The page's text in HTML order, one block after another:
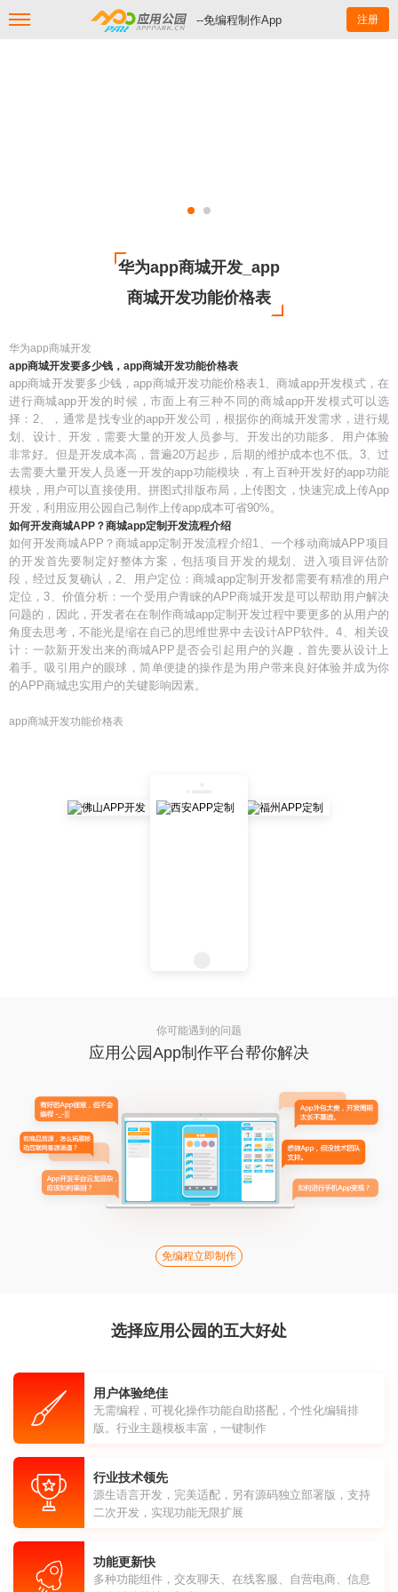
--免编程制作App 注册
华为app商城开发_app
商城开发功能价格表
华为app商城开发
app商城开发要多少钱，app商城开发功能价格表
app商城开发要多少钱，app商城开发功能价格表1、商城app开发模式，在
进行商城app开发的时候，市面上有三种不同的商城app开发模式可以选
择：2、，通常是找专业的app开发公司，根据你的商城开发需求，进行规
划、设计、开发，需要大量的开发人员参与。开发出的功能多、用户体验
非常好。但是开发成本高，普遍20万起步，后期的维护成本也不低。3、过
去需要大量开发人员逐一开发的app功能模块，有上百种开发好的app功能
模块，用户可以直接使用。拼图式排版布局，上传图文，快速完成上传App
开发，利用应用公园自己制作上传app成本可省90%。
如何开发商城APP？商城app定制开发流程介绍
如何开发商城APP？商城app定制开发流程介绍1、一个移动商城APP项目
的开发首先要制定好整体方案，包括项目开发的规划、进入项目评估阶
段，经过反复确认，2、用户定位：商城app定制开发都需要有精准的用户
定位，3、价值分析：一个受用户青睐的APP商城开发是可以帮助用户解决
问题的，因此，开发者在在制作商城app定制开发过程中要更多的从用户的
角度去思考，不能光是缩在自己的思维世界中去设计APP软件。4、相关设
计：一款新开发出来的商城APP是否会引起用户的兴趣，首先要从设计上
着手。吸引用户的眼球，简单便捷的操作是为用户带来良好体验并成为你
的APP商城忠实用户的关键影响因素。
app商城开发功能价格表
你可能遇到的问题
应用公园App制作平台帮你解决
免编程立即制作
选择应用公园的五大好处
用户体验绝佳
无需编程，可视化操作功能自助搭配，个性化编辑排
版。行业主题模板丰富，一键制作
行业技术领先
源生语言开发，完美适配，另有源码独立部署版，支持
二次开发，实现功能无限扩展
功能更新快
多种功能组件，交友聊天、在线客服、自营电商、信息